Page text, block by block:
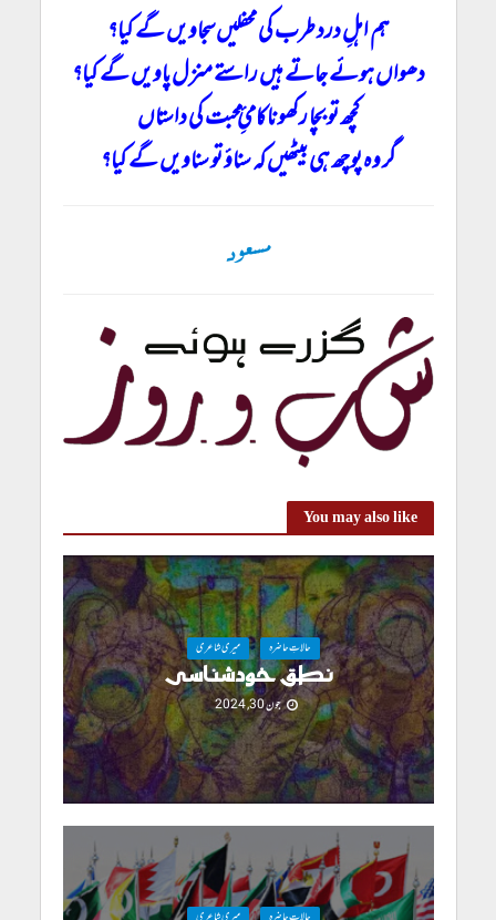
ہم اہلِ درد طرب کی محفلیں سجاویں گے کیا؟
دھواں ہوئے جاتے ہیں راستے منزل پاویں گے کیا؟
کچھ تو بچا رکھو ناکامئِ محبت کی داستاں
گر وہ پوچھ ہی بیٹھیں کہ سناؤ تو سناویں گے کیا؟
مسعود
You may also like
حالاتِ حاضرہ میری شاعری
نطق خودشناسی
جون 30, 2024